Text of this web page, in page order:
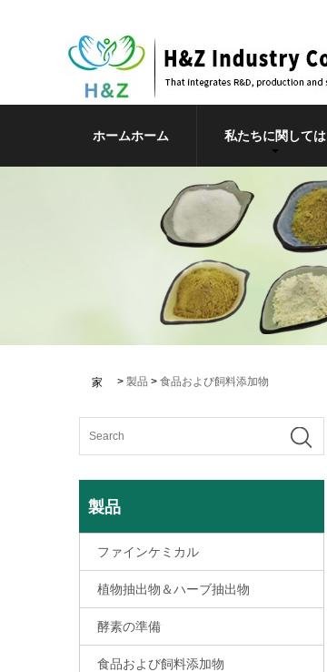
ホームホーム 私たちに関しては
家 > 製品 > 食品および飼料添加物
製品
ファインケミカル
植物抽出物＆ハーブ抽出物
酵素の準備
食品および飼料添加物